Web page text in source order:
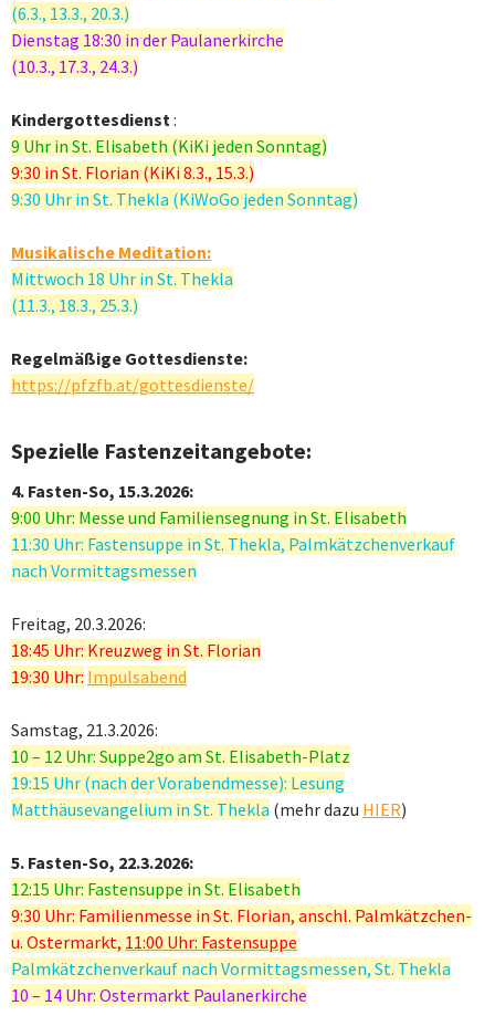
(6.3., 13.3., 20.3.)
Dienstag 18:30 in der Paulanerkirche
(10.3., 17.3., 24.3.)
Kindergottesdienst :
9 Uhr in St. Elisabeth (KiKi jeden Sonntag)
9:30 in St. Florian (KiKi 8.3., 15.3.)
9:30 Uhr in St. Thekla (KiWoGo jeden Sonntag)
Musikalische Meditation:
Mittwoch 18 Uhr in St. Thekla
(11.3., 18.3., 25.3.)
Regelmäßige Gottesdienste:
https://pfzfb.at/gottesdienste/
Spezielle Fastenzeitangebote:
4. Fasten-So, 15.3.2026:
9:00 Uhr: Messe und Familiensegnung in St. Elisabeth
11:30 Uhr: Fastensuppe in St. Thekla, Palmkätzchenverkauf
nach Vormittagsmessen
Freitag, 20.3.2026:
18:45 Uhr: Kreuzweg in St. Florian
19:30 Uhr: Impulsabend
Samstag, 21.3.2026:
10 – 12 Uhr: Suppe2go am St. Elisabeth-Platz
19:15 Uhr (nach der Vorabendmesse): Lesung
Matthäusevangelium in St. Thekla (mehr dazu HIER)
5. Fasten-So, 22.3.2026:
12:15 Uhr: Fastensuppe in St. Elisabeth
9:30 Uhr: Familienmesse in St. Florian, anschl. Palmkätzchen-
u. Ostermarkt, 11:00 Uhr: Fastensuppe
Palmkätzchenverkauf nach Vormittagsmessen, St. Thekla
10 – 14 Uhr: Ostermarkt Paulanerkirche